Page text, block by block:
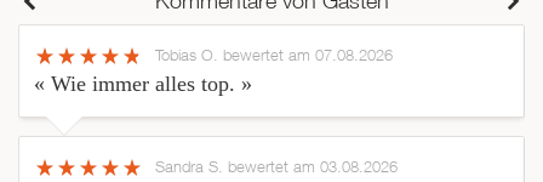
Tobias O. bewertet am 07.08.2026
« Wie immer alles top. »
Sandra S. bewertet am 03.08.2026